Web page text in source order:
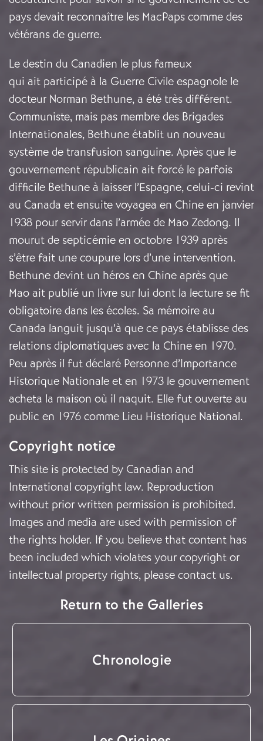
pays devait reconnaître les MacPaps comme des
vétérans de guerre.
Le destin du Canadien le plus fameux
qui ait participé à la Guerre Civile espagnole le
docteur Norman Bethune, a été très différent.
Communiste, mais pas membre des Brigades
Internationales, Bethune établit un nouveau
système de transfusion sanguine. Après que le
gouvernement républicain ait forcé le parfois
difficile Bethune à laisser l’Espagne, celui-ci revint
au Canada et ensuite voyagea en Chine en janvier
1938 pour servir dans l’armée de Mao Zedong. Il
mourut de septicémie en octobre 1939 après
s’être fait une coupure lors d’une intervention.
Bethune devint un héros en Chine après que
Mao ait publié un livre sur lui dont la lecture se fit
obligatoire dans les écoles. Sa mémoire au
Canada languit jusqu’à que ce pays établisse des
relations diplomatiques avec la Chine en 1970.
Peu après il fut déclaré Personne d’Importance
Historique Nationale et en 1973 le gouvernement
acheta la maison où il naquit. Elle fut ouverte au
public en 1976 comme Lieu Historique National.
Copyright notice
This site is protected by Canadian and
International copyright law. Reproduction
without prior written permission is prohibited.
Images and media are used with permission of
the rights holder. If you believe that content has
been included which violates your copyright or
intellectual property rights, please contact us.
Return to the Galleries
Chronologie